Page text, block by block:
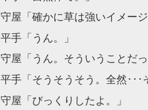
守屋 「確かに草は強いイメー
平手「うん。」
守屋 「うん。そういうことだっ
平手「そうそうそう。全然･･･
守屋 「びっくりしたよ。」